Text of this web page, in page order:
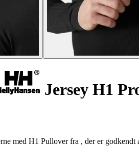
Jersey H1
med H1 Pullover fra , der er godkendt